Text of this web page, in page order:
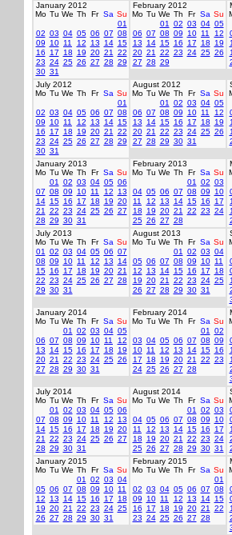
January 2012
Mo Tu We Th Fr Sa Su
01
02 03 04 05 06 07 08
09
10 11 12 13 14 15
16
17 18 19 20 21
22
23 24 25 26 27 28 29
30 31
February 2012
Mo Tu We Th Fr Sa Su
01
02 03 04 05
06 07 08 09 10 11
12
13
14 15 16 17 18
19
20 21 22 23 24 25 26
27 28 29
July 2012
Mo Tu We Th Fr Sa Su
01
02 03 04 05 06 07 08
09
10 11 12 13 14 15
16
17 18 19 20 21
22
23 24 25 26 27 28 29
30 31
August 2012
Mo Tu We Th Fr Sa Su
01
02 03 04 05
06 07 08 09 10 11
12
13
14 15 16 17 18
19
20 21 22 23 24 25 26
27 28 29 30 31
January 2013
Mo Tu We Th Fr Sa Su
01
02 03 04 05 06
07 08 09 10 11 12
13
14 15 16 17 18 19 20
21
22 23 24 25 26 27
28 29 30 31
February 2013
Mo Tu We Th Fr Sa Su
01
02 03
04 05 06 07 08 09
10
11
12 13 14 15 16
17
18
19 20 21 22 23 24
25 26 27 28
July 2013
Mo Tu We Th Fr Sa Su
01
02 03 04 05 06 07
08 09 10 11 12 13
14
15 16 17 18 19 20 21
22 23 24 25 26 27 28
29 30 31
August 2013
Mo Tu We Th Fr Sa Su
01
02 03 04
05 06 07 08 09 10 11
12
13 14 15 16 17
18
19 20 21 22 23 24 25
26 27 28 29 30 31
January 2014
Mo Tu We Th Fr Sa Su
01
02 03 04 05
06 07 08 09 10 11
12
13
14 15 16 17 18
19
20 21 22 23 24 25 26
27 28 29 30 31
February 2014
Mo Tu We Th Fr Sa Su
01
02
03 04 05 06 07 08 09
10 11 12 13 14 15 16
17
18 19 20 21 22 23
24 25 26 27 28
July 2014
Mo Tu We Th Fr Sa Su
01
02 03 04 05 06
07 08 09 10 11 12
13
14 15 16 17 18 19 20
21
22 23 24 25 26 27
28 29 30 31
August 2014
Mo Tu We Th Fr Sa Su
01
02 03
04 05 06 07 08 09
10
11
12 13 14 15 16
17
18
19 20 21 22 23 24
25 26 27 28 29 30 31
January 2015
Mo Tu We Th Fr Sa Su
01
02 03 04
05 06 07 08 09 10 11
12
13 14 15 16 17
18
19 20 21 22 23 24 25
26 27 28 29 30 31
February 2015
Mo Tu We Th Fr Sa Su
01
02 03 04 05 06 07 08
09
10 11 12 13 14 15
16
17 18 19 20 21
22
23 24 25 26 27 28